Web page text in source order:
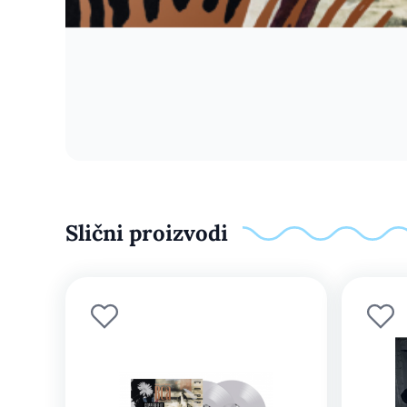
Slični proizvodi